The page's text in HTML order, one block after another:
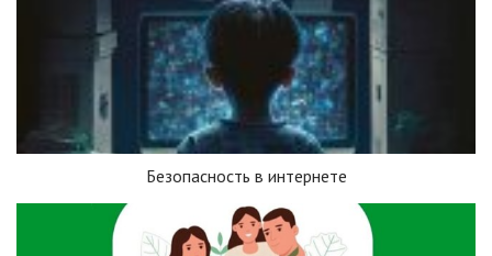
Безопасность в интернете